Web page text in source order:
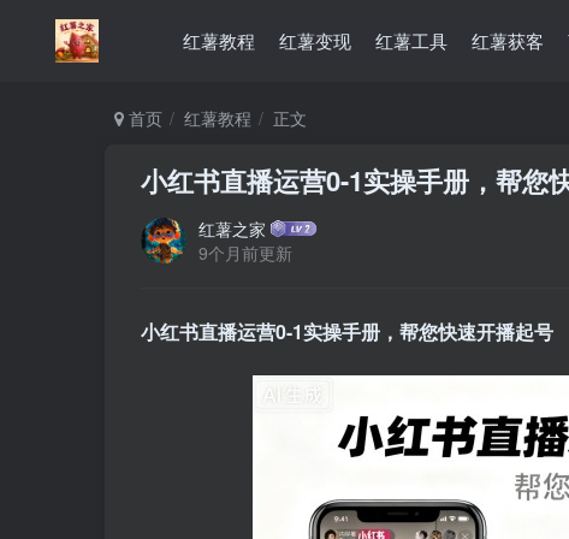
红薯教程 红薯变现 红薯工具 红薯获客
首页 红薯教程 正文
小红书直播运营0-1实操手册，帮您
红薯之家
9个月前更新
小红书直播运营0-1实操手册，帮您快速开播起号